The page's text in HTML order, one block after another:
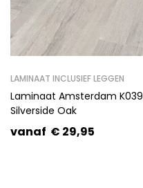
LAMINAAT INCLUSIEF LEGGEN
Laminaat Amsterdam K039
Silverside Oak
vanaf € 29,95